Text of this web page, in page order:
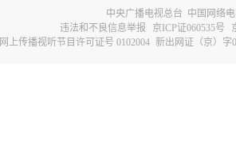
中央广播电视总台 中国网络
违法和不良信息举报
京ICP证060535号
网上传播视听节目许可证号 0102004 新出网证（京）